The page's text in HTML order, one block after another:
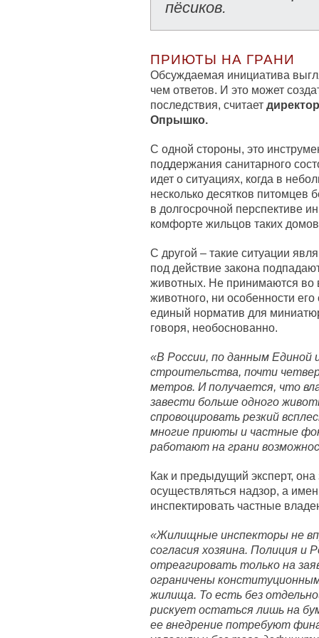
пёсиков.
ПРИЮТЫ НА ГРАНИ
Обсуждаемая инициатива
чем ответов. И это может
последствия, считает
Опрышко.
С одной стороны, это
поддержания санитарного
идет о ситуациях, когда в
несколько десятков питомцев
в долгосрочной перспективе
комфорте жильцов таких
С другой – такие ситуации
под действие закона
животных. Не принимаются во
животного, ни особенности
единый норматив для
говоря, необоснованно.
«В России, по данным
строительства, почти
метров. И получается, что
завести больше одного
спровоцировать резкий
многие приюты и частные
работают на грани
Как и предыдущий эксперт, она
осуществляться надзор, а
инспектировать частные
«Жилищные инспекторы не
согласия хозяина. Полиция и
отреагировать только на
ограничены
жилища. То есть без
рискует остаться лишь на
ее внедрение потребуют